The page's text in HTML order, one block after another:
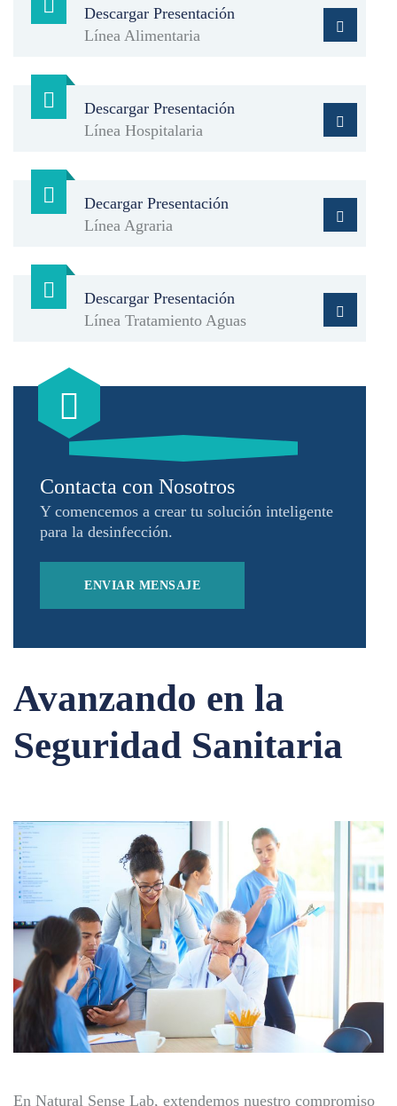
Descargar Presentación
Línea Alimentaria
Descargar Presentación
Línea Hospitalaria
Decargar Presentación
Línea Agraria
Descargar Presentación
Línea Tratamiento Aguas
Contacta con Nosotros
Y comencemos a crear tu solución inteligente
para la desinfección.
ENVIAR MENSAJE
Avanzando en la
Seguridad Sanitaria
En Natural Sense Lab, extendemos nuestro compromiso